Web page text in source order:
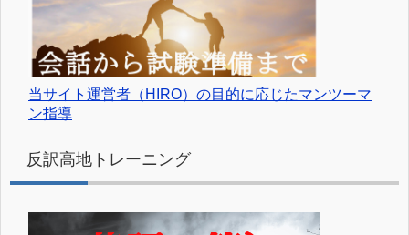
当サイト運営者（HIRO）の目的に応じたマンツーマ
ン指導
反訳高地トレーニング